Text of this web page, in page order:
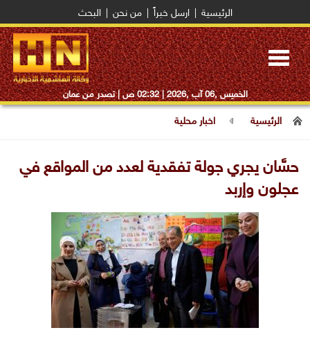
الرئيسية ارسل خبراً من نحن البحث
Toggle
navigation
الخميس ,06 آب ,2026 | 02:32 ص | تصدر من عمان
الرئيسية اخبار محلية
حسَّان يجري جولة تفقدية لعدد من المواقع في
عجلون وإربد